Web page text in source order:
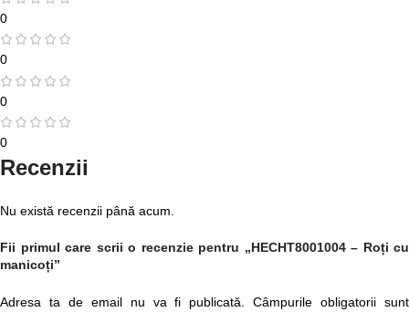
0
0
0
0
Recenzii
Nu există recenzii până acum.
Fii primul care scrii o recenzie pentru „HECHT8001004 – Roți cu
manicoți”
Adresa ta de email nu va fi publicată.
Câmpurile obligatorii sunt